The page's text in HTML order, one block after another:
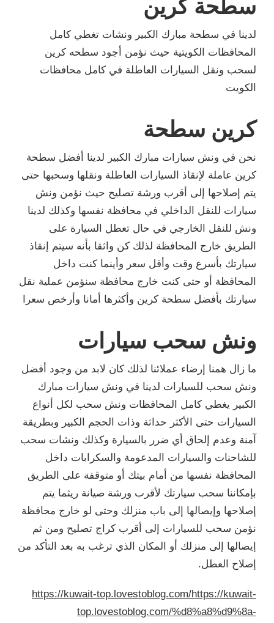
ونشات تغطي كامل
نؤمن أجود سطحه كرين
في كامل محافظات
الكبير لدينا أفضل سطحة
العاطلة ونقلها وسحبها حتى
تصليح حيث نؤمن ونش
محافظة نفسها وكذلك لدينا
تعطل السيارة على
كن واثقا بأنه سيتم إنقاذ
وأينما كنت داخل
محافظة سنؤمن عملية نقل
أمانا وأرخص سعرا
لذلك كان لابد من وجود أفضل
في ونش سيارات مبارك
ونش سحب لكل أنواع
وذات الحجم الكبير وبطريقة
بالسيارة وكذلك ونشات سحب
والسكرابات داخل
أو متوقفة على الطريق
ورشة صيانة ريثما يتم
منزلك وحتى لو خارج محافظة
كراج تصليح ومن ثم
الذي ترغب به بعد التأكد من
https://kuwait-